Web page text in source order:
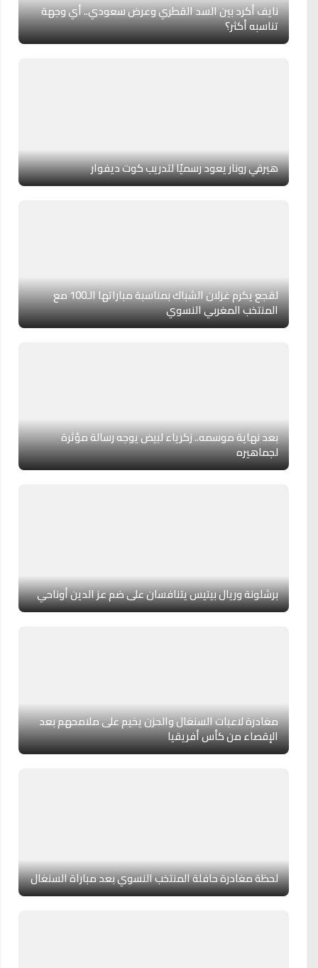
نايف أكرد بين السد القطري وعرض سعودي.. أي وجهة
تناسبه أكثر؟
هيرفي رونار يعود رسميًا لتدريب كوت ديفوار
لقجع يكرم غزلان الشباك بمناسبة مباراتها الـ100 مع
المنتخب المغربي النسوي
بعد نهاية موسمه.. زكرياء لبيض يوجه رسالة مؤثرة
لجماهيره
برشلونة وريال بيتيس يتنافسان على ضم عز الدين أوناحي
مغادرة لاعبات السنغال والحزن يخيم على ملامحهم بعد
الإقصاء من كأس أفريقيا
لحظة مغادرة حافلة المنتخب النسوي بعد مباراة السنغال